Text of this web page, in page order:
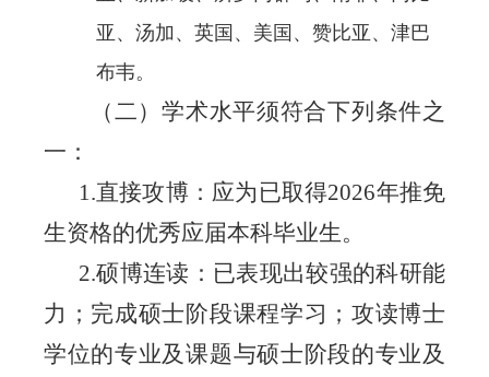
亚、汤加、英国、美国、赞比亚、津巴
布韦。
（二）学术水平须符合下列条件之
一：
1.直接攻博 ：应为已取得2026年推免
生资格的优秀应届本科毕业生。
2.硕博连读：已表现出较强的科研能
力；完成硕士阶段课程学习； 攻读博士
学位的专业及课题与硕士阶段的专业及